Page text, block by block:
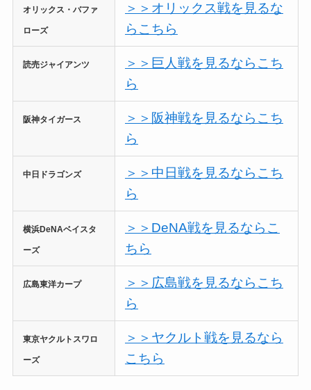
オリックス・バファ
ローズ
＞＞オリックス戦を見るな
らこちら
読売ジャイアンツ
＞＞巨人戦を見るならこち
ら
阪神タイガース
＞＞阪神戦を見るならこち
ら
中日ドラゴンズ
＞＞中日戦を見るならこち
ら
横浜DeNAベイスタ
ーズ
＞＞DeNA戦を見るならこ
ちら
広島東洋カープ
＞＞広島戦を見るならこち
ら
東京ヤクルトスワロ
ーズ
＞＞ヤクルト戦を見るなら
こちら